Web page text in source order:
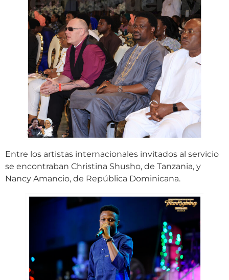
Entre los artistas internacionales invitados al servicio
se encontraban Christina Shusho, de Tanzania, y
Nancy Amancio, de República Dominicana.